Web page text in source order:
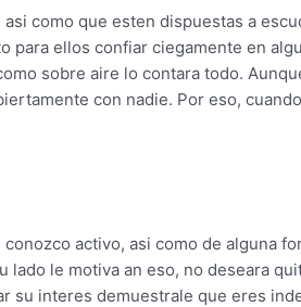
como que esten dispuestas a
ellos confiar ciegamente en
sobre aire lo contara todo.
con nadie. Por eso,
activo, asi­ como de alguna
le motiva an eso, no deseara
su interes demuestrale que eres